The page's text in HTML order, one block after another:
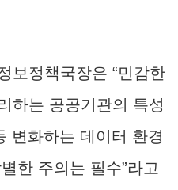
보정책국장은 “민감한
하는 공공기관의 특성
변화하는 데이터 환경
한 주의는 필수”라고